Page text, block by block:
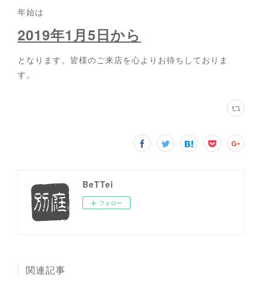
年始は
2019年1月5日から
となります。皆様のご来店を心よりお待ちしておりま
す。
BeTTei
フォロー
関連記事